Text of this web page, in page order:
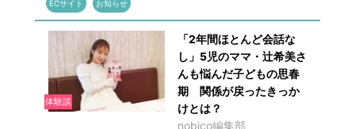
ECサイト お知らせ
体験談
「2年間ほとんど会話な
し」5児のママ・辻希美さ
んも悩んだ子どもの思春
期 関係が戻ったきっか
けとは？
nobico編集部